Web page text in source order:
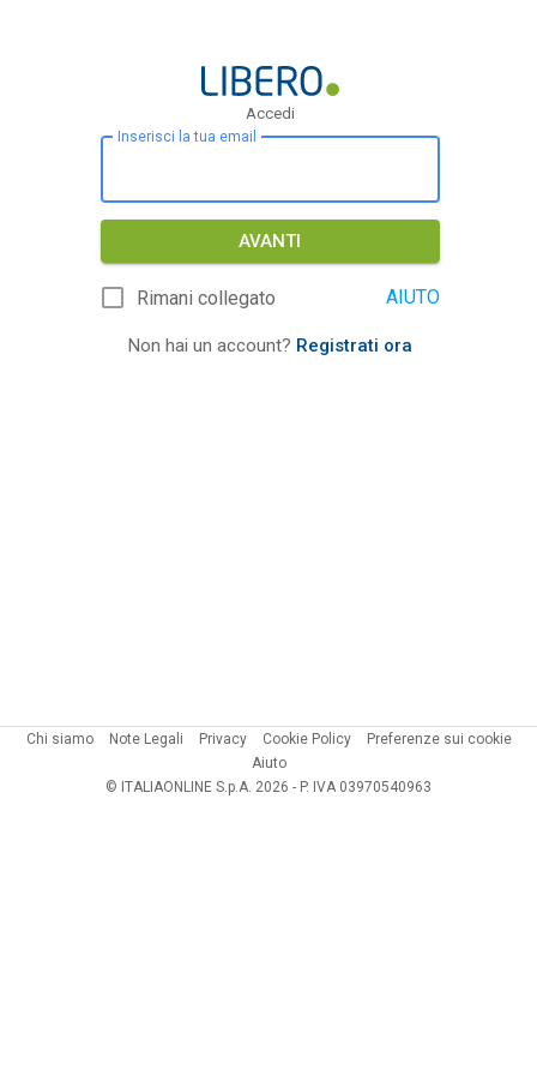
Accedi
Inserisci la tua email
AVANTI
Rimani collegato AIUTO
Non hai un account? Registrati ora
Chi siamo Note Legali Privacy Cookie Policy
Preferenze sui cookie
Aiuto
© ITALIAONLINE S.p.A. 2026 - P. IVA 03970540963